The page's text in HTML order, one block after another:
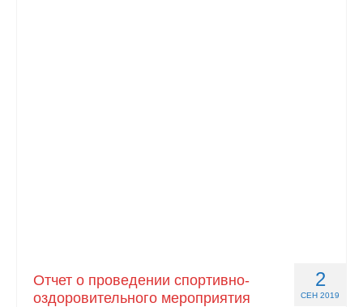
2
СЕН 2019
Отчет о проведении спортивно-
оздоровительного мероприятия